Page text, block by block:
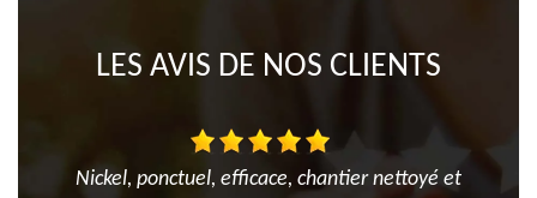
LES AVIS DE NOS CLIENTS
Nickel, ponctuel, efficace, chantier nettoyé et